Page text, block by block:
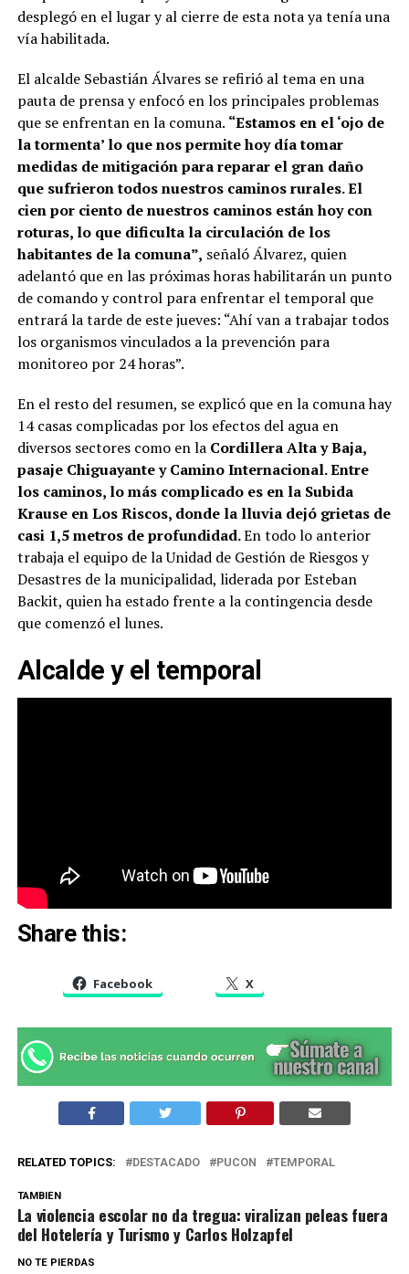
desplegó en el lugar y al cierre de esta nota ya tenía una
vía habilitada.
El alcalde Sebastián Álvares se refirió al tema en una
pauta de prensa y enfocó en los principales problemas
que se enfrentan en la comuna. “Estamos en el ‘ojo de
la tormenta’ lo que nos permite hoy día tomar
medidas de mitigación para reparar el gran daño
que sufrieron todos nuestros caminos rurales. El
cien por ciento de nuestros caminos están hoy con
roturas, lo que dificulta la circulación de los
habitantes de la comuna”, señaló Álvarez, quien
adelantó que en las próximas horas habilitarán un punto
de comando y control para enfrentar el temporal que
entrará la tarde de este jueves: “Ahí van a trabajar todos
los organismos vinculados a la prevención para
monitoreo por 24 horas”.
En el resto del resumen, se explicó que en la comuna hay
14 casas complicadas por los efectos del agua en
diversos sectores como en la Cordillera Alta y Baja,
pasaje Chiguayante y Camino Internacional. Entre
los caminos, lo más complicado es en la Subida
Krause en Los Riscos, donde la lluvia dejó grietas de
casi 1,5 metros de profundidad.En todo lo anterior
trabaja el equipo de la Unidad de Gestión de Riesgos y
Desastres de la municipalidad, liderada por Esteban
Backit, quien ha estado frente a la contingencia desde
que comenzó el lunes.
Alcalde y el temporal
Share this:
Facebook X
RELATED TOPICS: DESTACADO PUCON TEMPORAL
TAMBIEN
La violencia escolar no da tregua: viralizan peleas fuera
del Hotelería y Turismo y Carlos Holzapfel
NO TE PIERDAS